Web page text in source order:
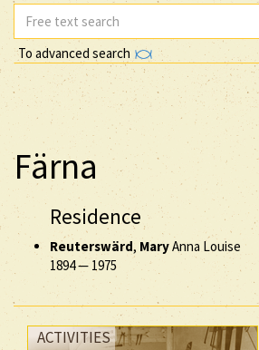
To advanced search
Färna
Residence
Reuterswärd, MaryAnna Louise
1894— 1975
ACTIVITIES